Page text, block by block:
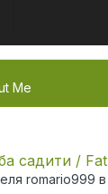
Me
садити /
romario999 в